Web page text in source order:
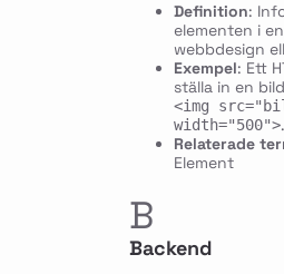
Definition:
elementen i
webbdesign
Exempel: Ett
ställa in en
<img
width="500">.
Relaterade
Element
B
Backend